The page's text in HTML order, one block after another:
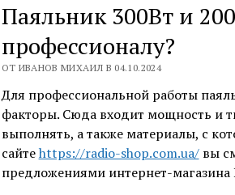
Паяльник 300Вт и
профессионалу?
ОТ ИВАНОВ МИХАИЛ В 04.10.2024
Для профессиональной работы
факторы. Сюда входит мощность и
выполнять, а также материалы, с
сайтеhttps://radio-shop.com.ua/вы
предложениями интернет-магазина